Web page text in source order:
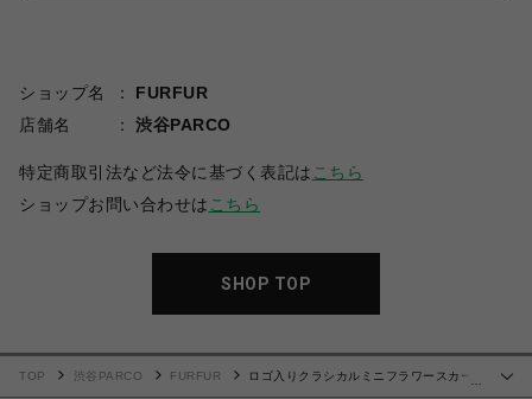
ショップ名
FURFUR
店舗名
渋谷PARCO
特定商取引法など法令に基づく表記は こちら
ショップお問い合わせは こちら
SHOP TOP
TOP 渋谷PARCO FURFUR
ロゴ入りクラシカルミニフラワースカー